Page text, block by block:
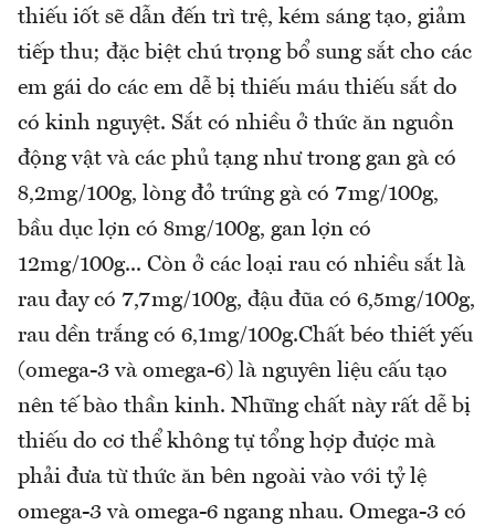
thiếu iốt sẽ dẫn đến trì trệ, kém sáng tạo, giảm
tiếp thu; đặc biệt chú trọng bổ sung sắt cho các
em gái do các em dễ bị thiếu máu thiếu sắt do
có kinh nguyệt. Sắt có nhiều ở thức ăn nguồn
động vật và các phủ tạng như trong gan gà có
8,2mg/100g, lòng đỏ trứng gà có 7mg/100g,
bầu dục lợn có 8mg/100g, gan lợn có
12mg/100g... Còn ở các loại rau có nhiều sắt là
rau đay có 7,7mg/100g, đậu đũa có 6,5mg/100g,
rau dền trắng có 6,1mg/100g.Chất béo thiết yếu
(omega-3 và omega-6) là nguyên liệu cấu tạo
nên tế bào thần kinh. Những chất này rất dễ bị
thiếu do cơ thể không tự tổng hợp được mà
phải đưa từ thức ăn bên ngoài vào với tỷ lệ
omega-3 và omega-6 ngang nhau. Omega-3 có